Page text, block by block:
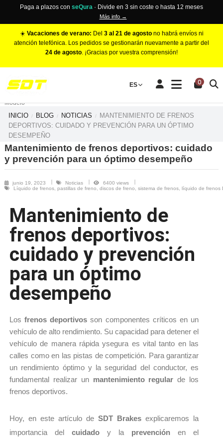
Paga a plazos con seQura · Divide en 3 sin coste o hasta 12 meses
Más info →
☀️ Vacaciones de verano: Del 3 al 21 de agostono habrá envíos ni
atención telefónica. Los pedidos se gestionarán nuevamente a partir del
24 de agosto. ¡Gracias por vuestra comprensión!
ES 0
Make
Modelo
INICIO BLOG NOTICIAS
MANTENIMIENTO DE FRENOS
DEPORTIVOS: CUIDADO Y PREVENCIÓN PARA UN ÓPTIMO
DESEMPEÑO
Mantenimiento de frenos deportivos: cuidado
y prevención para un óptimo desempeño
junio 19, 2023 Noticias
6400 views
Líquido de frenos, pastillas de freno, discos de freno, sistema de frenos, líquido de frenos
Mantenimiento de
frenos deportivos:
cuidado y prevención
para un óptimo
desempeño
Los frenos deportivos son componentes críticos en un
vehículo de alto rendimiento. Su capacidad para detener el
vehículo de manera rápida ysegura es vital tanto en las
calles como en las pistas de competición. Para garantizar
un rendimiento óptimo y la seguridad del conductor, es
fundamental realizar un mantenimiento regular
frenos deportivos.
Hoy, en este artículo de SDT Brakes explicaremos la
importancia del cuidado y la prevención en el